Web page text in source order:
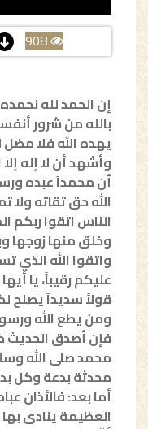
إن الحمد لله
بالله من شرور
يهده الله فلا
وأشهد أن لا إله
أن محمداً عبده
الله حق تقاته ولا
الناس اتقوا
وخلق منها زوجها
واتقوا الله الذي
عليكم رقيباً، يا
قولاً سديداً يصلح
ومن يطع الله
فإن أصدق الحديث
محمد صلى الله
محدثة بدعة وكل
أما بعد: فالأذان
العظيمة ينادى